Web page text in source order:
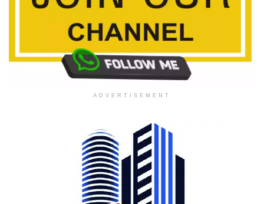
ADVERTISEMENT